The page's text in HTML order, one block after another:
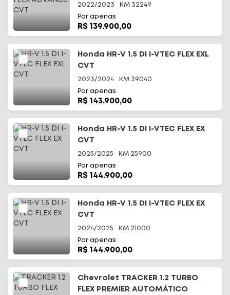
2022/2023 KM 32249
Por apenas
R$ 139.900,00
Honda HR-V 1.5 DI I-VTEC FLEX EXL
CVT
2023/2024 KM 39040
Por apenas
R$ 143.900,00
Honda HR-V 1.5 DI I-VTEC FLEX EX
CVT
2025/2025 KM 25900
Por apenas
R$ 144.900,00
Honda HR-V 1.5 DI I-VTEC FLEX EX
CVT
2024/2025 KM 21000
Por apenas
R$ 144.900,00
Chevrolet TRACKER 1.2 TURBO
FLEX PREMIER AUTOMÁTICO